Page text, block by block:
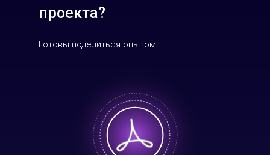
проекта?
Готовы поделиться опытом!